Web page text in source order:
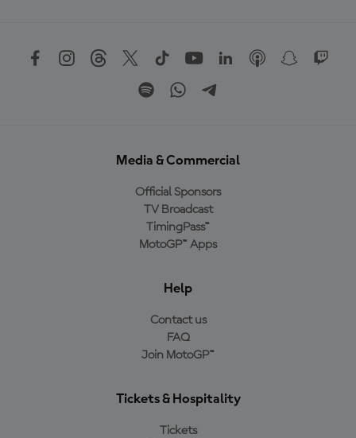
Media & Commercial
Official Sponsors
TV Broadcast
TimingPass™
MotoGP™ Apps
Help
Contact us
FAQ
Join MotoGP™
Tickets & Hospitality
Tickets